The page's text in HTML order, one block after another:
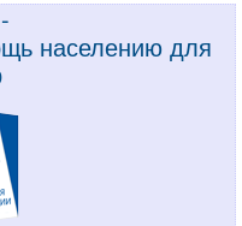
населению для